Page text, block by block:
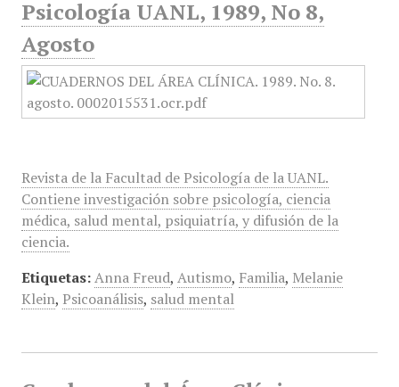
Psicología UANL, 1989, No 8,
Agosto
Revista de la Facultad de Psicología de la UANL.
Contiene investigación sobre psicología, ciencia
médica, salud mental, psiquiatría, y difusión de la
ciencia.
Etiquetas: Anna Freud, Autismo, Familia, Melanie
Klein, Psicoanálisis, salud mental